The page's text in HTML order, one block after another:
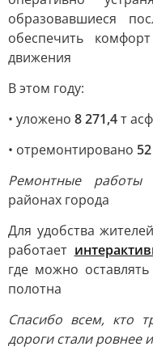
образовавшиеся
обеспечить
движения
В этом году:
• уложено 8 271,4т
• отремонтировано
Ремонтные работы
районах города
Для удобства
работает
где можно
полотна
Спасибо всем, кто
дороги стали ровнее